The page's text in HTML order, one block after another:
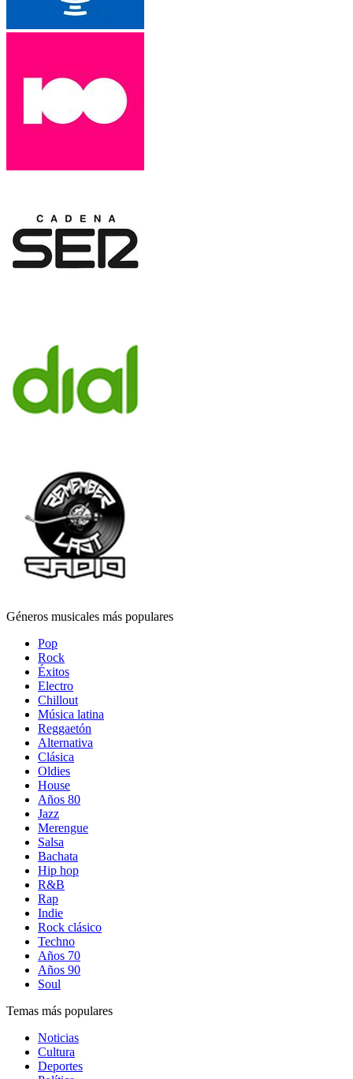
Géneros musicales más populares
Pop
Rock
Éxitos
Electro
Chillout
Música latina
Reggaetón
Alternativa
Clásica
Oldies
House
Años 80
Jazz
Merengue
Salsa
Bachata
Hip hop
R&B
Rap
Indie
Rock clásico
Techno
Años 70
Años 90
Soul
Temas más populares
Noticias
Cultura
Deportes